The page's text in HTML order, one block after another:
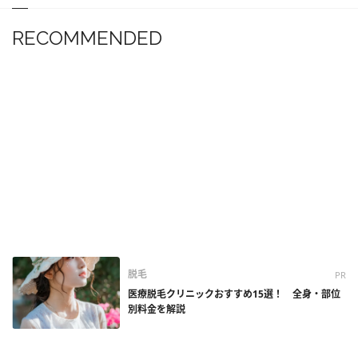
RECOMMENDED
脱毛 PR
医療脱毛クリニックおすすめ15選！ 全身・部位
別料金を解説